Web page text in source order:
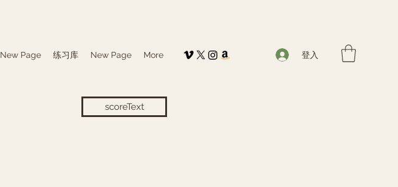
New Page 练习库 New Page More 登入
scoreText